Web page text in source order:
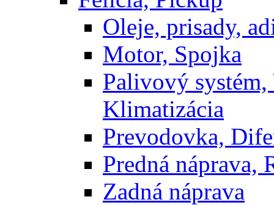
Oleje, prisady,
Motor, Spojka
Palivový
Klimatizácia
Prevodovka,
Predná náprava,
Zadná náprava